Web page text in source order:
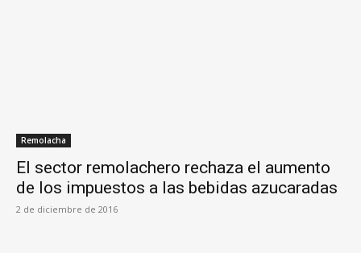
Remolacha
El sector remolachero rechaza el aumento
de los impuestos a las bebidas azucaradas
2 de diciembre de 2016